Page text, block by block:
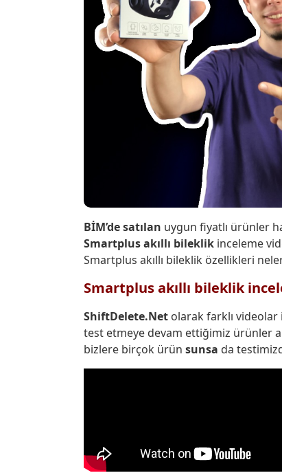
BİM’de satılan uygun fiyatlı ürünler
Smartplus akıllı bileklik inceleme
Smartplus akıllı bileklik özellikleri
Smartplus akıllı bileklik
ShiftDelete.Net olarak farklı videolar
test etmeye devam ettiğimiz ürünler
bizlere birçok ürün sunsa da